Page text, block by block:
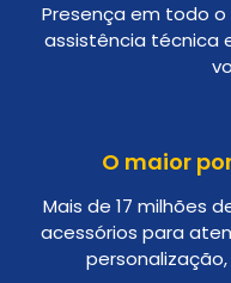
Presença em todo
assistência técnica
O maior
Mais de 17 milhões
acessórios para